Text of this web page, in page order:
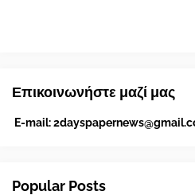
Επικοινωνήστε μαζί μας
E-mail:
Popular Posts